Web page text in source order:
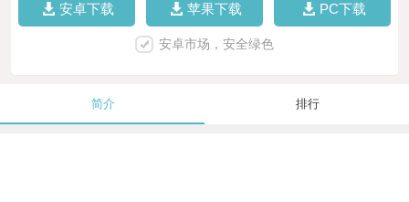
安卓下载 苹果下载 PC下载
安卓市场，安全绿色
简介 排行